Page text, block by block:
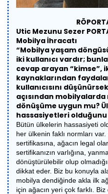
Utic Mezunu Sezer
Mobilya İhracatı
“Mobilya yaşam
iki kullanıcı vardır;
cevap arayan “kimse”,
kaynaklarından
kullanıcısını
açısından
dönüşüme uygun mu?
hassasiyetleri
Bütün ülkelerin hassasiyeti
her ülkenin faklı normları
sertifikasına, ağacın legal
sertifikanızın varlığına,
dönüştürülebilir olup
dikkat eder. Biz bu konuyla
mobilya dendiğinde akla ilk
için ağacın yeri çok farklı.